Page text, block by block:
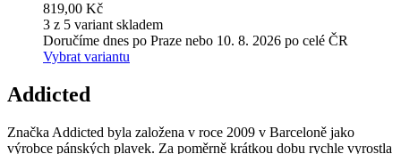
819,00 Kč
3 z 5 variant skladem
Doručíme dnes po Praze nebo 10. 8. 2026 po celé ČR
Vybrat variantu
Addicted
Značka Addicted byla založena v roce 2009 v Barceloně jako
výrobce pánských plavek. Za poměrně krátkou dobu rychle vyrostla